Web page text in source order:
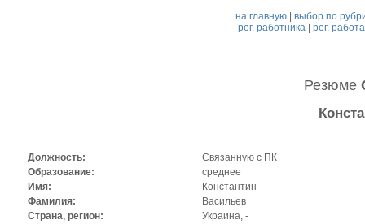
на главную |выбор по
рег. работника| рег.
Резюме
Должность:
Cвязанную с ПК
Образование:
среднее
Имя:
Константин
Фамилия:
Васильев
Страна, регион:
Украина, -